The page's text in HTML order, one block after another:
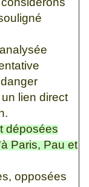
lien direct
déposées
Paris, Pau et
opposées